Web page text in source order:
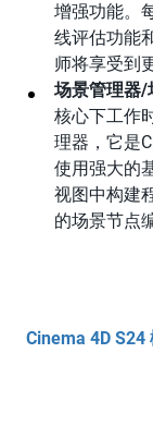
增强功能。
线评估功能
师将享受到
场景管理器/
核心下工作
理器，它是
使用强大的
视图中构建
的场景节点
Cinema 4D S24